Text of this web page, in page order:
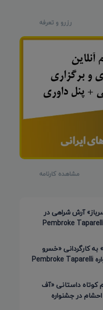
رزرو و تعرفه
مشاهده کارنامه
آرش شراهی در
Pembroke
به کارگردانی «خسرو
شیری» در جشنواره Pembroke Taparelli
کوتاه داستانی «آف
در جشنواره